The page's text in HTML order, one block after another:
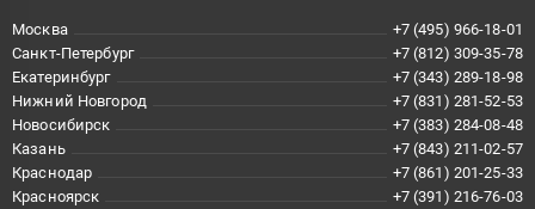
Москва
+7 (495) 966-18-01
Санкт-Петербург
+7 (812) 309-35-78
Екатеринбург
+7 (343) 289-18-98
Нижний Новгород
+7 (831) 281-52-53
Новосибирск
+7 (383) 284-08-48
Казань
+7 (843) 211-02-57
Краснодар
+7 (861) 201-25-33
Красноярск
+7 (391) 216-76-03